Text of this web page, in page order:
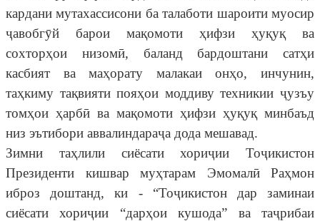
кардани мутахассисони ба талаботи шароити муосир
ҷавобгӯй барои мақомоти ҳифзи ҳуқуқ ва
сохторҳои низомӣ, баланд бардоштани сатҳи
касбият ва маҳорату малакаи онҳо, инчунин,
таҳкиму тақвияти пояҳои моддиву техникии ҷузъу
томҳои ҳарбӣ ва мақомоти ҳифзи ҳуқуқ минбаъд
низ эътибори аввалиндараҷа дода мешавад.
Зимни таҳлили сиёсати хориҷии Тоҷикистон
Президенти кишвар муҳтарам Эмомалӣ Раҳмон
иброз доштанд, ки - “Тоҷикистон дар заминаи
сиёсати хориҷии “дарҳои кушода” ва таҷрибаи